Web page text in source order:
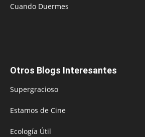
Cuando Duermes
Otros Blogs Interesantes
Supergracioso
Estamos de Cine
Ecología Útil